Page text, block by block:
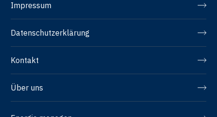
Impressum
Datenschutzerklärung
Kontakt
Über uns